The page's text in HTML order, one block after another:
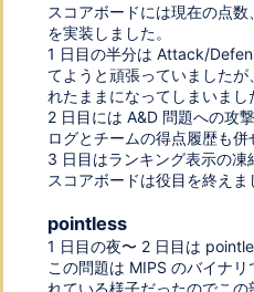
スコアボードには現在の点
を実装しました。
1 日目の半分は Attack/
てようと頑張っていました
れたままになってしまいまし
2 日目には A&D 問題への攻
ログとチームの得点履歴も併
3 日目はランキング表示の
スコアボードは役目を終えま
pointless
1 日目の夜〜 2 日目は
この問題は MIPS のバイナ
れている様子だったのでこの